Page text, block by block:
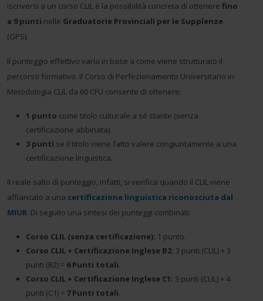
iscriversi a un corso CLIL è la possibilità concreta di ottenere fino
a 9 punti nelle Graduatorie Provinciali per le Supplenze
(GPS).
Il punteggio effettivo varia in base a come viene strutturato il
percorso formativo. Il Corso di Perfezionamento Universitario in
Metodologia CLIL da 60 CFU consente di ottenere:
1 punto come titolo culturale a sé stante (senza
certificazione abbinata).
3 punti se il titolo viene fatto valere congiuntamente a una
certificazione linguistica.
Il reale salto di punteggio, infatti, si verifica quando il CLIL viene
affiancato a una certificazione linguistica riconosciuta dal
MIUR. Di seguito una sintesi dei punteggi combinati:
Corso CLIL (senza certificazione): 1 punto.
Corso CLIL + Certificazione Inglese B2: 3 punti (CLIL) + 3
punti (B2) = 6 Punti totali.
Corso CLIL + Certificazione Inglese C1: 3 punti (CLIL) + 4
punti (C1) = 7 Punti totali.